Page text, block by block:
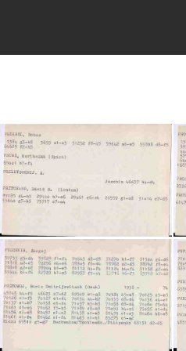
20230206182023-877d658e